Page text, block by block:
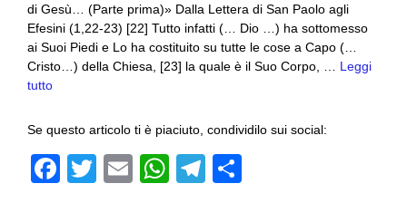
di Gesù… (Parte prima)» Dalla Lettera di San Paolo agli
Efesini (1,22-23) [22] Tutto infatti (… Dio …) ha sottomesso
ai Suoi Piedi e Lo ha costituito su tutte le cose a Capo (…
Cristo…) della Chiesa, [23] la quale è il Suo Corpo, … Leggi
tutto
Se questo articolo ti è piaciuto, condividilo sui social:
F
T
E
W
T